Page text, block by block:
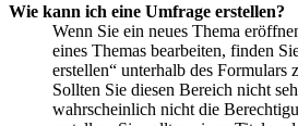
Wie kann ich eine Umfrage erstellen?
Wenn Sie ein neues Thema
eines Themas bearbeiten, finden
erstellen“ unterhalb des Formulars
Sollten Sie diesen Bereich nicht
wahrscheinlich nicht die